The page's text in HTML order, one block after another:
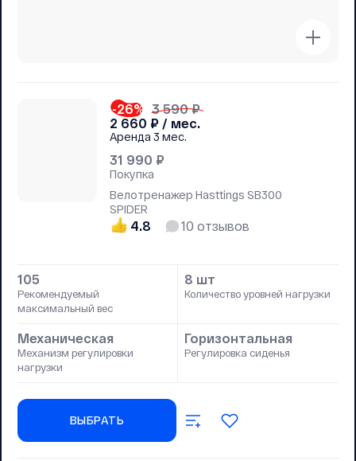
-26% 3 590 ₽
2 660 ₽ / мес.
Аренда 3 мес.
31 990 ₽
Покупка
Велотренажер Hasttings SB300
SPIDER
4.8 10 отзывов
105
Рекомендуемый
максимальный вес
8 шт
Количество уровней нагрузки
Механическая
Механизм регулировки
нагрузки
Горизонтальная
Регулировка сиденья
ВЫБРАТЬ